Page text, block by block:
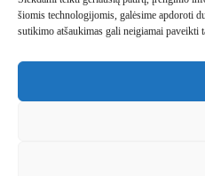
šiomis technologijomis, galėsime apdoroti
sutikimo atšaukimas gali neigiamai